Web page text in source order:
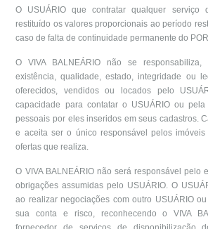
O USUÁRIO que contratar qualquer serviço
restituído os valores proporcionais ao período
caso de falta de continuidade permanente do
O VIVA BALNEÁRIO não se responsabiliza,
existência, qualidade, estado, integridade ou
oferecidos, vendidos ou locados pelo
capacidade para contatar o USUÁRIO ou
pessoais por eles inseridos em seus cadastros.
e aceita ser o único responsável pelos
ofertas que realiza.
O VIVA BALNEÁRIO não será responsável pelo
obrigações assumidas pelo USUÁRIO. O
ao realizar negociações com outro USUÁRIO
sua conta e risco, reconhecendo o VIVA